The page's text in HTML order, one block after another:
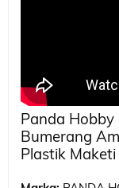
Panda Hobby
Bumerang
Plastik Maketi